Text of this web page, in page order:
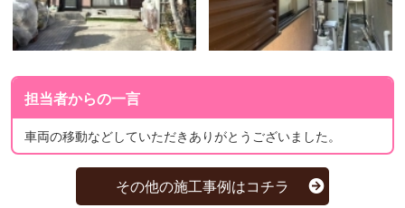
担当者からの一言
車両の移動などしていただきありがとうございました。
その他の施工事例はコチラ